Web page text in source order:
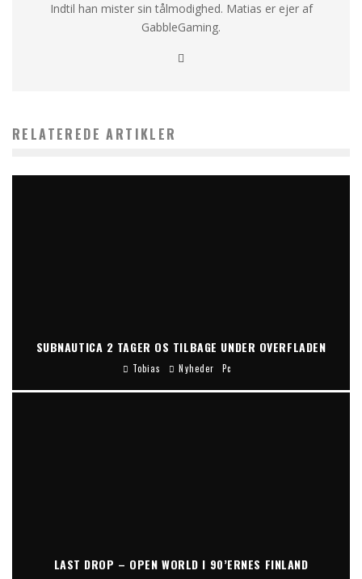
Indtil han mister sin tålmodighed. Matias er ejer af
GabbleGaming.
RELATEREDE ARTIKLER
SUBNAUTICA 2 TAGER OS TILBAGE UNDER OVERFLADEN
Tobias Nyheder Pc
LAST DROP – OPEN WORLD I 90’ERNES FINLAND